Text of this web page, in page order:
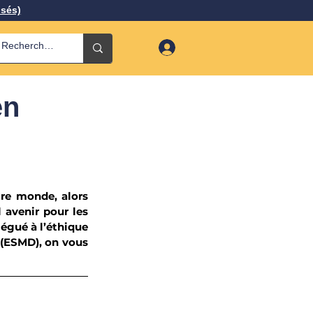
monde, alors
avenir pour les
à l’éthique
(ESMD), on vous